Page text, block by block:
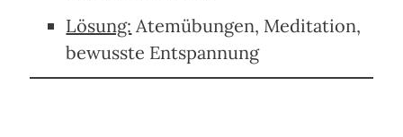
Lösung: Atemübungen, Meditation,
bewusste Entspannung